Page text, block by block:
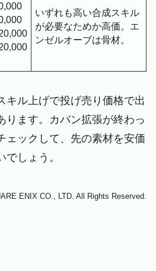
いずれも高い合成スキル
が必要なためか高価。エ
ンゼルオーブは骨材。
キル上げで投げ売り価格で出
ります。カバン拡張が終わっ
ェックして、先の素材を安価
しょう。
ENIX CO., LTD. All Rights Reserved.